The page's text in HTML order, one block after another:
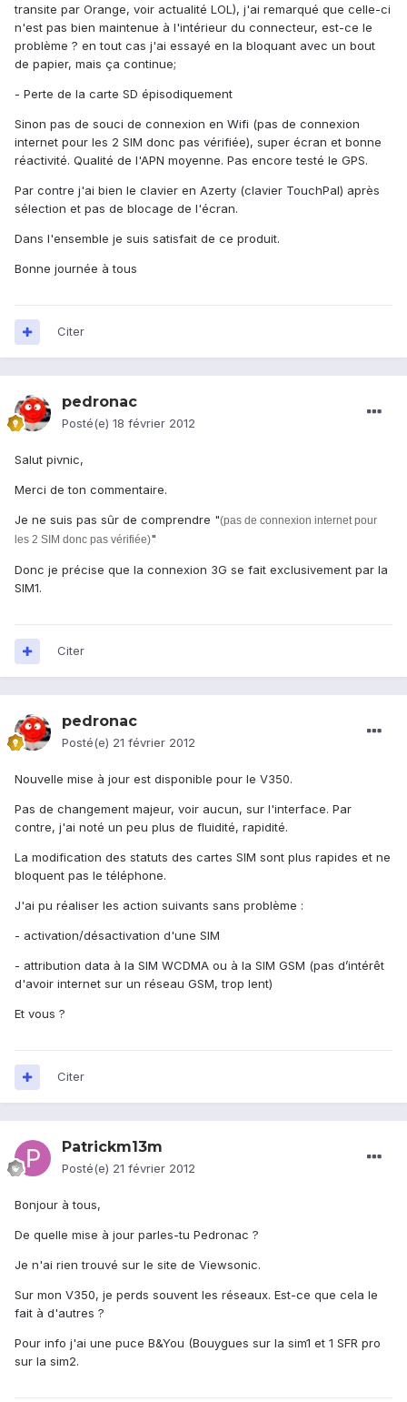
transite par Orange, voir actualité LOL), j'ai remarqué que celle-ci
n'est pas bien maintenue à l'intérieur du connecteur, est-ce le
problème ? en tout cas j'ai essayé en la bloquant avec un bout
de papier, mais ça continue;
- Perte de la carte SD épisodiquement
Sinon pas de souci de connexion en Wifi (pas de connexion
internet pour les 2 SIM donc pas vérifiée), super écran et bonne
réactivité. Qualité de l'APN moyenne. Pas encore testé le GPS.
Par contre j'ai bien le clavier en Azerty (clavier TouchPal) après
sélection et pas de blocage de l'écran.
Dans l'ensemble je suis satisfait de ce produit.
Bonne journée à tous
Citer
pedronac
Posté(e) 18 février 2012
Salut pivnic,
Merci de ton commentaire.
Je ne suis pas sûr de comprendre "(pas de connexion internet pour
les 2 SIM donc pas vérifiée)"
Donc je précise que la connexion 3G se fait exclusivement par la
SIM1.
Citer
pedronac
Posté(e) 21 février 2012
Nouvelle mise à jour est disponible pour le V350.
Pas de changement majeur, voir aucun, sur l'interface. Par
contre, j'ai noté un peu plus de fluidité, rapidité.
La modification des statuts des cartes SIM sont plus rapides et ne
bloquent pas le téléphone.
J'ai pu réaliser les action suivants sans problème :
- activation/désactivation d'une SIM
- attribution data à la SIM WCDMA ou à la SIM GSM (pas d’intérêt
d'avoir internet sur un réseau GSM, trop lent)
Et vous ?
Citer
Patrickm13m
Posté(e) 21 février 2012
Bonjour à tous,
De quelle mise à jour parles-tu Pedronac ?
Je n'ai rien trouvé sur le site de Viewsonic.
Sur mon V350, je perds souvent les réseaux. Est-ce que cela le
fait à d'autres ?
Pour info j'ai une puce B&You (Bouygues sur la sim1 et 1 SFR pro
sur la sim2.